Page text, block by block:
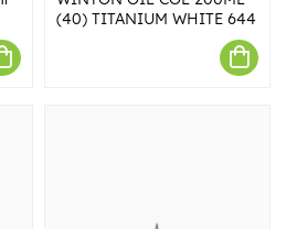
(40) TITANIUM WHITE 644